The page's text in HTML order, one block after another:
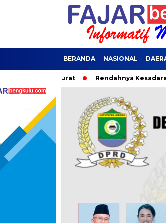
BERANDA NASIONAL
Rendahnya Kesadaran